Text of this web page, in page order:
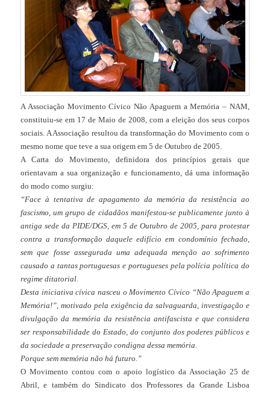
A Associação Movimento Cívico Não Apaguem a Memória – NAM,
constituiu-se em 17 de Maio de 2008, com a eleição dos seus corpos
sociais. A Associação resultou da transformação do Movimento com o
mesmo nome que teve a sua origem em 5 de Outubro de 2005.
A Carta do Movimento, definidora dos princípios gerais que
orientavam a sua organização e funcionamento, dá uma informação
do modo como surgiu:
“Face à tentativa de apagamento da memória da resistência ao
fascismo, um grupo de cidadãos manifestou-se publicamente junto à
antiga sede da PIDE/DGS, em 5 de Outubro de 2005, para protestar
contra a transformação daquele edifício em condomínio fechado,
sem que fosse assegurada uma adequada menção ao sofrimento
causado a tantas portuguesas e portugueses pela polícia política do
regime ditatorial.
Desta iniciativa cívica nasceu o Movimento Cívico “Não Apaguem a
Memória!”, motivado pela exigência da salvaguarda, investigação e
divulgação da memória da resistência antifascista e que considera
ser responsabilidade do Estado, do conjunto dos poderes públicos e
da sociedade a preservação condigna dessa memória.
Porque sem memória não há futuro.”
O Movimento contou com o apoio logístico da Associação 25 de
Abril, e também do Sindicato dos Professores da Grande Lisboa